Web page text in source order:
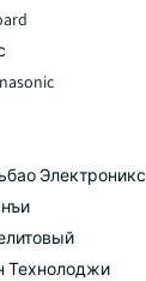
Электроникс
Технолоджи